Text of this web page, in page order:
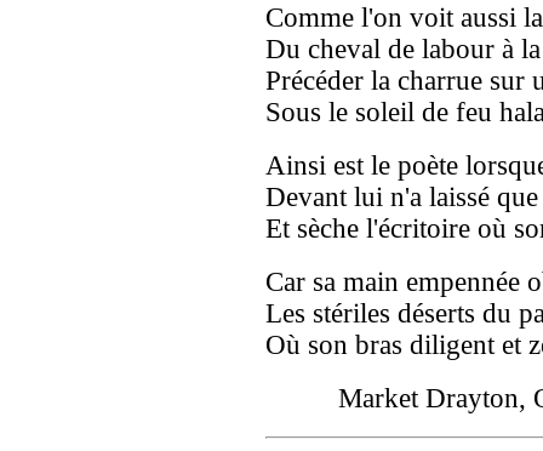
Comme l'on voit aussi
Du cheval de labour à
Précéder la charrue sur
Sous le soleil de feu
Ainsi est le poète
Devant lui n'a laissé
Et sèche l'écritoire où
Car sa main empennée
Les stériles déserts du
Où son bras diligent et
Market Drayton,